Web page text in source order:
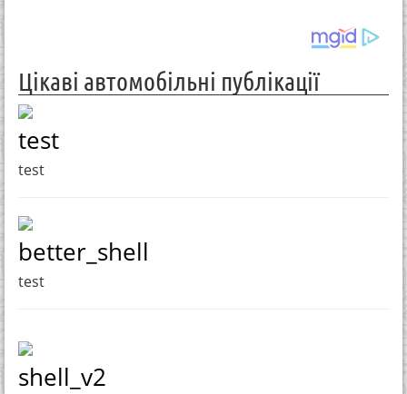
Цікаві автомобільні публікації
test
test
better_shell
test
shell_v2